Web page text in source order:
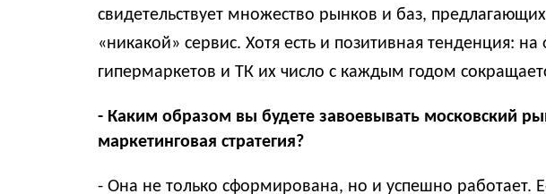
свидетельствует множество рынков и баз,
«никакой» сервис. Хотя есть и позитивная тенденция:
гипермаркетов и ТК их число с каждым годом
- Каким образом вы будете завоевывать московский
маркетинговая стратегия?
- Она не только сформирована, но и успешно работает.